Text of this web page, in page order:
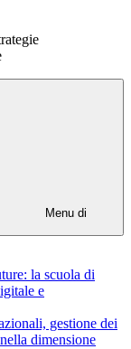
Menu di
la scuola di
e
gestione dei
dimensione